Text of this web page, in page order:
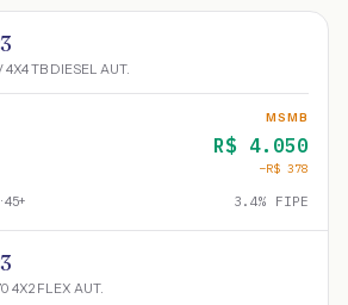
4X4 TB DIESEL AUT.
MSMB
R$ 4.050
−R$ 378
45+ 3.4% FIPE
4X2 FLEX AUT.